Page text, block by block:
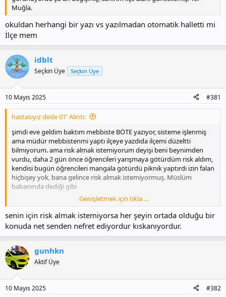
Muğla.
okuldan herhangi bir yazı vs yazılmadan otomatik halletti mi
İlçe mem
idblt
Seçkin Üye Seçkin Üye
10 Mayıs 2025 #381
hastasıyız dede 01' Alıntı:
şimdi eve geldim baktım mebbiste BÖTE yazıyor, sisteme işlenmiş
ama müdür mebbistenmi yaptı ilçeye yazdıda ilçemi düzeltti
bilmiyorum. ama risk almak istemiyorum deyişi beni beynimden
vurdu, daha 2 gün önce öğrencileri yarışmaya götürdüm risk aldım,
kendisi bugün öğrencileri mangala götürdü piknik yaptırdı izin falan
hiçbişey yok, bana gelince risk almak istemiyormuş. Müslüm
babanında dediği gibi
SİLİNMEZ YAZIYLA YAZDIM KALBİME...
Genişletmek için tıkla ...
senin için risk almak istemiyorsa her şeyin ortada olduğu bir
konuda net senden nefret ediyordur kıskanıyordur.
gunhkn
Aktif Üye
10 Mayıs 2025 #382